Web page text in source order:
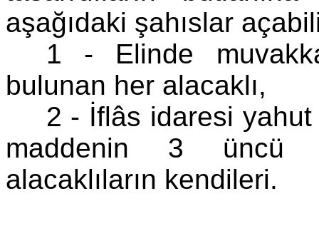
aşağıdaki şahıslar
1 - Elinde
bulunan her alacaklı,
2 - İflâs idaresi
maddenin 3 üncü
alacaklıların kendileri.